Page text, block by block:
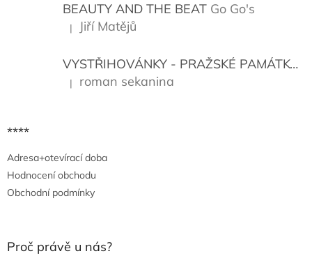
BEAUTY AND THE BEAT Go Go's
Hodnocení produktu je 5 z 5 hvězdiček.
| Jiří Matějů
VYSTŘIHOVÁNKY - PRAŽSKÉ PAMÁTKY
Hodnocení produktu je 5 z 5 hvězdiček.
| roman sekanina
****
Adresa+otevírací doba
Hodnocení obchodu
Obchodní podmínky
Proč právě u nás?